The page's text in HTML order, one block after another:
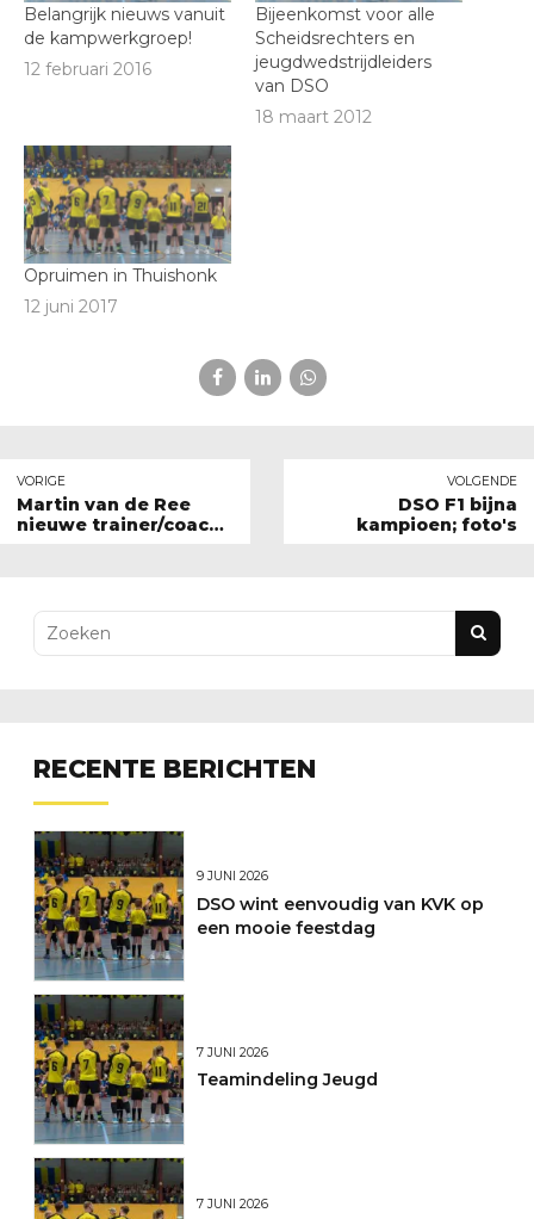
Belangrijk nieuws vanuit
de kampwerkgroep!
12 februari 2016
Bijeenkomst voor alle
Scheidsrechters en
jeugdwedstrijdleiders
van DSO
18 maart 2012
Opruimen in Thuishonk
12 juni 2017
VORIGE
Martin van de Ree
nieuwe trainer/coach
VOLGENDE
DSO F1 bijna
kampioen; foto's
RECENTE BERICHTEN
9 JUNI 2026
DSO wint eenvoudig van KVK op
een mooie feestdag
7 JUNI 2026
Teamindeling Jeugd
7 JUNI 2026